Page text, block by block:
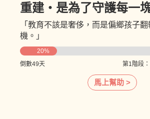
重建・是為了守護每一
「教育不該是奢侈，而是偏鄉孩子
機。」
受限於環境資源，孩子的夢想常因
教發展協會打造「璞育學堂」，透
長艱難，讓璞玉綻放光芒。邀請你與
群等待機會的孩子，構築一座堅實的
20%
倒數49天
第1階段
馬上幫助 >